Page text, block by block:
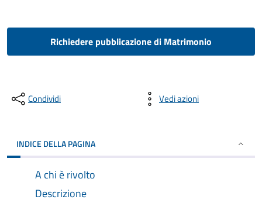
Richiedere pubblicazione di Matrimonio
Condividi Vedi azioni
INDICE DELLA PAGINA
A chi è rivolto
Descrizione